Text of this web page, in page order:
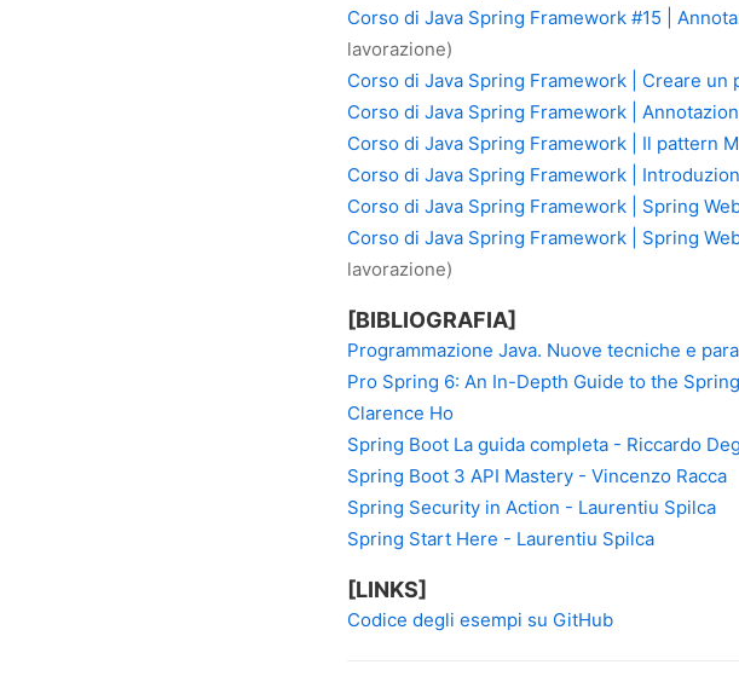
Corso di Java Spring Framework #15 |
lavorazione)
Corso di Java Spring Framework | Creare
Corso di Java Spring Framework |
Corso di Java Spring Framework | Il pattern
Corso di Java Spring Framework |
Corso di Java Spring Framework | Spring
Corso di Java Spring Framework | Spring
lavorazione)
[BIBLIOGRAFIA]
Programmazione Java. Nuove tecniche e
Pro Spring 6: An In-Depth Guide to the
Clarence Ho
Spring Boot La guida completa - Riccardo
Spring Boot 3 API Mastery - Vincenzo Racca
Spring Security in Action - Laurentiu Spilca
Spring Start Here - Laurentiu Spilca
[LINKS]
Codice degli esempi su GitHub